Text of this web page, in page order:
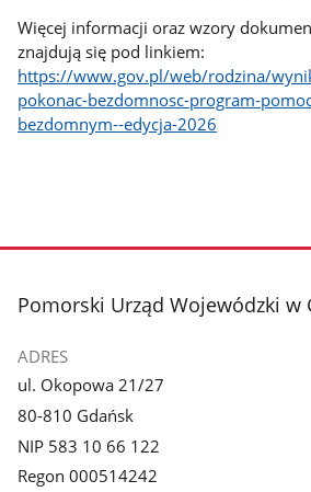
Więcej informacji oraz wzory
znajdują się pod linkiem:
https://www.gov.pl/web/rodzina/
pokonac-bezdomnosc-program-
bezdomnym--edycja-2026
stopka
Pomorski Urząd Wojewódzki w
ADRES
ul. Okopowa 21/27
80-810 Gdańsk
NIP 583 10 66 122
Regon 000514242